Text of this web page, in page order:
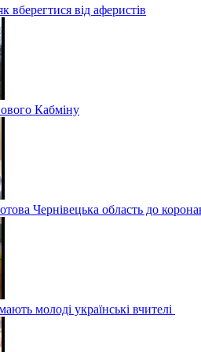
від аферистів
Кабміну
Чернівецька область до
молоді українські вчителі